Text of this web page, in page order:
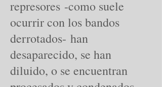
represores -como suele
ocurrir con los bandos
derrotados- han
desaparecido, se han
diluido, o se encuentran